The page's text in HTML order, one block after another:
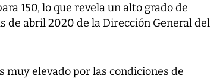
150, lo que revela un alto grado de
de abril 2020 de la Dirección General del
muy elevado por las condiciones de